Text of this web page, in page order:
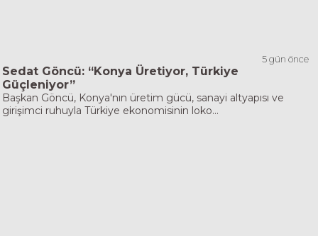
5 gün önce
Sedat Göncü: “Konya Üretiyor, Türkiye
Güçleniyor”
Başkan Göncü, Konya'nın üretim gücü, sanayi altyapısı ve
girişimci ruhuyla Türkiye ekonomisinin loko...